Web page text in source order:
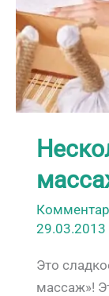
29.03.2013
Это
массаж»!